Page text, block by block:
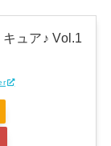
ュア♪ Vol.1